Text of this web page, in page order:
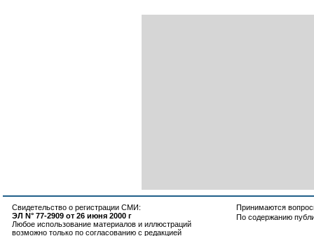
Свидетельство о регистрации СМИ:
ЭЛ N° 77-2909 от 26 июня 2000 г
Любое использование материалов и иллюстраций
возможно только по согласованию с редакцией
Принимаются
По содержанию